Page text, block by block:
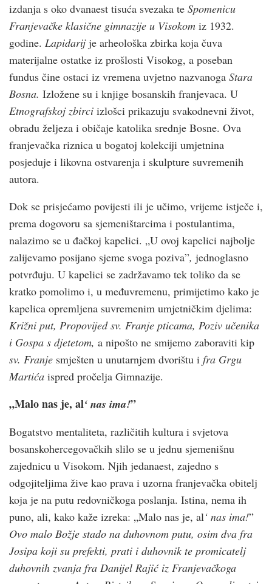
izdanja s oko dvanaest tisuća svezaka te Spomenicu
Franjevačke klasične gimnazije u Visokom iz 1932.
godine. Lapidarijje arheološka zbirka koja čuva
materijalne ostatke iz prošlosti Visokog, a poseban
fundus čine ostaci iz vremena uvjetno nazvanoga Stara
Bosna. Izložene su i knjige bosanskih franjevaca. U
Etnografskoj zbirci izlošci prikazuju svakodnevni život,
obradu željeza i običaje katolika srednje Bosne. Ova
franjevačka riznica u bogatoj kolekciji umjetnina
posjeduje i likovna ostvarenja i skulpture suvremenih
autora.
Dok se prisjećamo povijesti ili je učimo, vrijeme istječe i,
prema dogovoru sa sjemeništarcima i postulantima,
nalazimo se u đačkoj kapelici. „U ovoj kapelici najbolje
zalijevamo posijano sjeme svoga poziva”, jednoglasno
potvrđuju. U kapelici se zadržavamo tek toliko da se
kratko pomolimo i, u međuvremenu, primijetimo kako je
kapelica opremljena suvremenim umjetničkim djelima:
Križni put, Propovijed sv. Franje pticama, Poziv učenika
i Gospa s djetetom, a nipošto ne smijemo zaboraviti kip
sv. Franje smješten u unutarnjem dvorištu i fra Grgu
Martića ispred pročelja Gimnazije.
„Malo nas je, al‘ nas ima!”
Bogatstvo mentaliteta, različitih kultura i svjetova
bosanskohercegovačkih slilo se u jednu sjemenišnu
zajednicu u Visokom. Njih jedanaest, zajedno s
odgojiteljima žive kao prava i uzorna franjevačka obitelj
koja je na putu redovničkoga poslanja. Istina, nema ih
puno, ali, kako kaže izreka: „Malo nas je, al‘ nas ima!”
Ovo malo Božje stado na duhovnom putu, osim dva fra
Josipa koji su prefekti, prati i duhovnik te promicatelj
duhovnih zvanja fra Danijel Rajić iz Franjevačkoga